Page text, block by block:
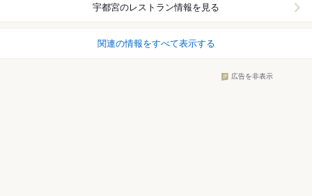
宇都宮のレストラン情報を見る
関連の情報をすべて表示する
広告を非表示